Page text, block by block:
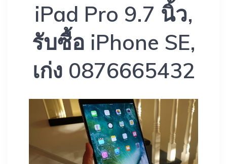
iPad Pro 9.7 นิ้ว,
รับซื้อ iPhone SE,
เก่ง 0876665432